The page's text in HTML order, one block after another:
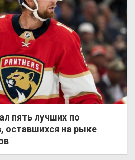
пять лучших по
оставшихся на рыке